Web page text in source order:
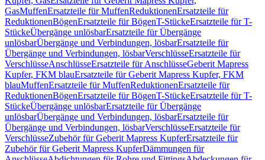
GasMuffenErsatzteile für MuffenReduktionenErsatzteile für
ReduktionenBögenErsatzteile für BögenT-StückeErsatzteile für T-
StückeÜbergänge unlösbarErsatzteile für Übergänge
unlösbarÜbergänge und Verbindungen, lösbarErsatzteile für
Übergänge und Verbindungen, lösbarVerschlüsseErsatzteile für
VerschlüsseAnschlüsseErsatzteile für AnschlüsseGeberit Mapress
Kupfer, FKM blauErsatzteile für Geberit Mapress Kupfer, FKM
blauMuffenErsatzteile für MuffenReduktionenErsatzteile für
ReduktionenBögenErsatzteile für BögenT-StückeErsatzteile für T-
StückeÜbergänge unlösbarErsatzteile für Übergänge
unlösbarÜbergänge und Verbindungen, lösbarErsatzteile für
Übergänge und Verbindungen, lösbarVerschlüsseErsatzteile für
VerschlüsseZubehör für Geberit Mapress KupferErsatzteile für
Zubehör für Geberit Mapress KupferDämmungen für